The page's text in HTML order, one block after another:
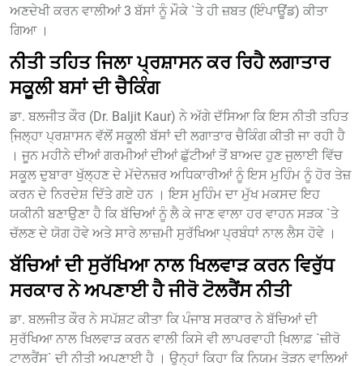
ਅਣਦੇਖੀ ਕਰਨ ਵਾਲੀਆਂ 3 ਬੱਸਾਂ ਨੂੰ ਮੌਕੇ `ਤੇ ਹੀ ਜ਼ਬਤ (ਇੰਪਾਊਂਡ) ਕੀਤਾ
ਗਿਆ ।
ਨੀਤੀ ਤਹਿਤ ਜਿਲਾ ਪ੍ਰਸ਼ਾਸਨ ਕਰ ਰਿਹੈ ਲਗਾਤਾਰ
ਸਕੂਲੀ ਬਸਾਂ ਦੀ ਚੈਕਿੰਗ
ਡਾ. ਬਲਜੀਤ ਕੌਰ (Dr. Baljit Kaur) ਨੇ ਅੱਗੇ ਦੱਸਿਆ ਕਿ ਇਸ ਨੀਤੀ ਤਹਿਤ
ਜਿ਼ਲ੍ਹਾ ਪ੍ਰਸ਼ਾਸਨ ਵੱਲੋਂ ਸਕੂਲੀ ਬੱਸਾਂ ਦੀ ਲਗਾਤਾਰ ਚੈਕਿੰਗ ਕੀਤੀ ਜਾ ਰਹੀ ਹੈ
। ਜੂਨ ਮਹੀਨੇ ਦੀਆਂ ਗਰਮੀਆਂ ਦੀਆਂ ਛੁੱਟੀਆਂ ਤੋਂ ਬਾਅਦ ਹੁਣ ਜੁਲਾਈ ਵਿੱਚ
ਸਕੂਲ ਦੁਬਾਰਾ ਖੁੱਲ੍ਹਣ ਦੇ ਮੱਦੇਨਜ਼ਰ ਅਧਿਕਾਰੀਆਂ ਨੂੰ ਇਸ ਮੁਹਿੰਮ ਨੂੰ ਹੋਰ ਤੇਜ਼
ਕਰਨ ਦੇ ਨਿਰਦੇਸ਼ ਦਿੱਤੇ ਗਏ ਹਨ । ਇਸ ਮੁਹਿੰਮ ਦਾ ਮੁੱਖ ਮਕਸਦ ਇਹ
ਯਕੀਨੀ ਬਣਾਉਣਾ ਹੈ ਕਿ ਬੱਚਿਆਂ ਨੂੰ ਲੈ ਕੇ ਜਾਣ ਵਾਲਾ ਹਰ ਵਾਹਨ ਸੜਕ `ਤੇ
ਚੱਲਣ ਦੇ ਯੋਗ ਹੋਵੇ ਅਤੇ ਸਾਰੇ ਲਾਜ਼ਮੀ ਸੁਰੱਖਿਆ ਪ੍ਰਬੰਧਾਂ ਨਾਲ ਲੈਸ ਹੋਵੇ ।
ਬੱਚਿਆਂ ਦੀ ਸੁਰੱਖਿਆ ਨਾਲ ਖਿਲਵਾੜ ਕਰਨ ਵਿਰੁੱਧ
ਸਰਕਾਰ ਨੇ ਅਪਣਾਈ ਹੈ ਜੀਰੋ ਟੋਲਰੈਂਸ ਨੀਤੀ
ਡਾ. ਬਲਜੀਤ ਕੌਰ ਨੇ ਸਪੱਸ਼ਟ ਕੀਤਾ ਕਿ ਪੰਜਾਬ ਸਰਕਾਰ ਨੇ ਬੱਚਿਆਂ ਦੀ
ਸੁਰੱਖਿਆ ਨਾਲ ਖਿਲਵਾੜ ਕਰਨ ਵਾਲੀ ਕਿਸੇ ਵੀ ਲਾਪਰਵਾਹੀ ਖਿ਼ਲਾਫ਼ `ਜ਼ੀਰੋ
ਟਾਲਰੈਂਸ` ਦੀ ਨੀਤੀ ਅਪਣਾਈ ਹੈ । ਉਨ੍ਹਾਂ ਕਿਹਾ ਕਿ ਨਿਯਮ ਤੋੜਨ ਵਾਲਿਆਂ